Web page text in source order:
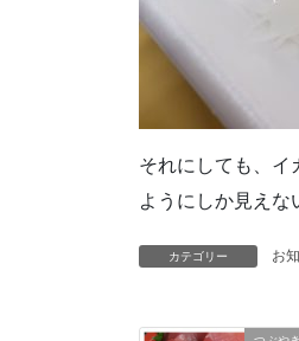
それにしても、イ
ようにしか見えな
カテゴリー お